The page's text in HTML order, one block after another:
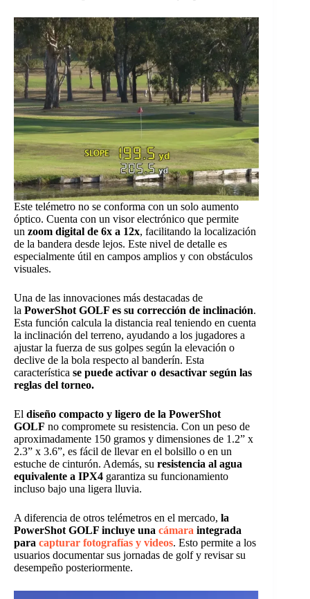
Este telémetro no se conforma con un solo aumento
óptico. Cuenta con un visor electrónico que permite
un zoom digital de 6x a 12x, facilitando la localización
de la bandera desde lejos. Este nivel de detalle es
especialmente útil en campos amplios y con obstáculos
visuales.
Una de las innovaciones más destacadas de
la PowerShot GOLF es su corrección de inclinación.
Esta función calcula la distancia real teniendo en cuenta
la inclinación del terreno, ayudando a los jugadores a
ajustar la fuerza de sus golpes según la elevación o
declive de la bola respecto al banderín. Esta
característica se puede activar o desactivar según las
reglas del torneo.
El diseño compacto y ligero de la PowerShot
GOLF no compromete su resistencia. Con un peso de
aproximadamente 150 gramos y dimensiones de 1.2” x
2.3” x 3.6”, es fácil de llevar en el bolsillo o en un
estuche de cinturón. Además, su resistencia al agua
equivalente a IPX4 garantiza su funcionamiento
incluso bajo una ligera lluvia.
A diferencia de otros telémetros en el mercado, la
PowerShot GOLF incluye una cámara integrada
para capturar fotografías y videos. Esto permite a los
usuarios documentar sus jornadas de golf y revisar su
desempeño posteriormente.